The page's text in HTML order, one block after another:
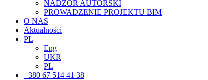
NADZÓR AUTORSKI
PROWADZENIE PROJEKTU BIM
O NAS
Aktualności
PL
Eng
UKR
PL
+380 67 514 41 38